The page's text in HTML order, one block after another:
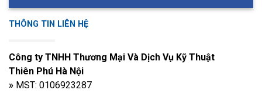
THÔNG TIN LIÊN HỆ
Công ty TNHH Thương Mại Và Dịch Vụ Kỹ Thuật
Thiên Phú Hà Nội
»MST: 0106923287